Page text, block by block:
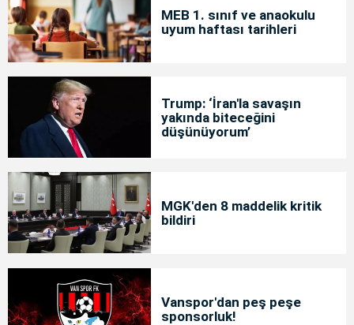
MEB 1. sınıf ve anaokulu
uyum haftası tarihleri
Trump: ‘İran'la savaşın
yakında biteceğini
düşünüyorum’
MGK'den 8 maddelik kritik
bildiri
Vanspor'dan peş peşe
sponsorluk!